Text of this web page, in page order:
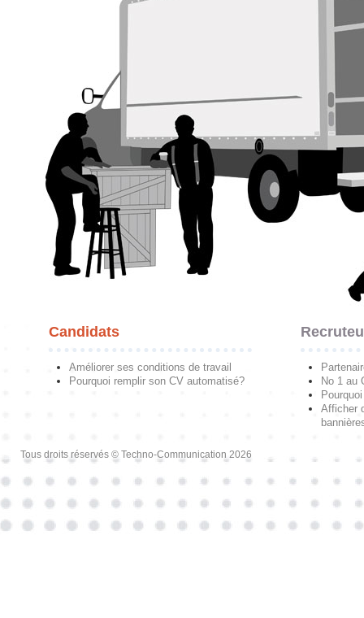
Candidats
Améliorer ses conditions de travail
Pourquoi remplir son CV automatisé?
No 1 au
Afficher
Tous droits réservés © Techno-Communication 2026